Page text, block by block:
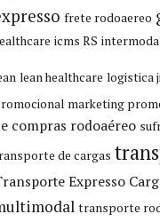
frete rodoaereo
icms RS
lean healthcare logistica
marketing
compras rodoaéreo
de cargas
Expresso
transporte